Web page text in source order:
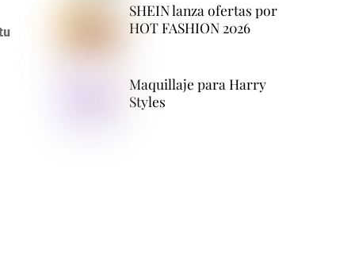
SHEIN lanza ofertas por
HOT FASHION 2026
Maquillaje para Harry
Styles